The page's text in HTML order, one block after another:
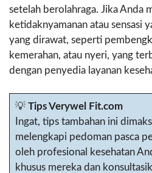
setelah berolahraga. Jika Anda
ketidaknyamanan atau sensasi
yang dirawat, seperti
kemerahan, atau nyeri, yang
dengan penyedia layanan
💡 Tips Verywel Fit.com
Ingat, tips tambahan ini
melengkapi pedoman pasca
oleh profesional kesehatan
khusus mereka dan